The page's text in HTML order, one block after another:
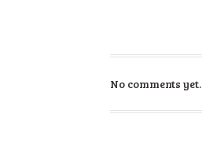
No comments yet.